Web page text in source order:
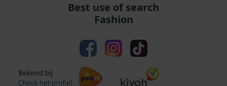
Best use of search
Fashion